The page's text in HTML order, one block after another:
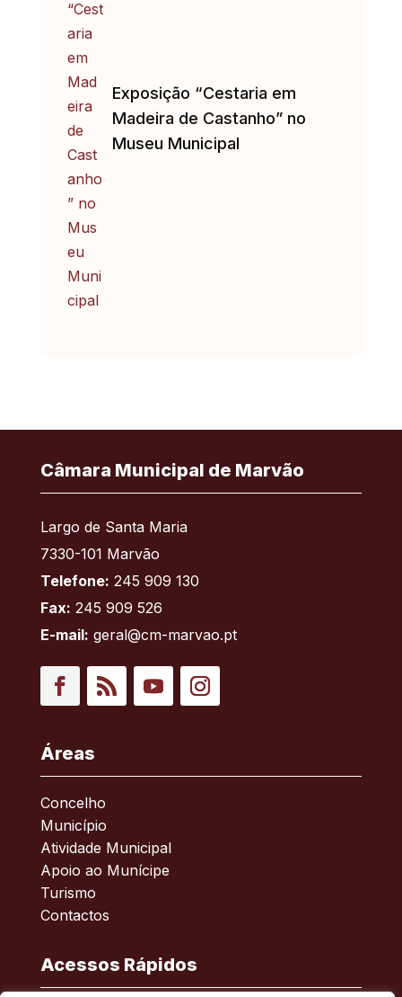
Exposição “Cestaria em
Madeira de Castanho” no
Museu Municipal
Câmara Municipal de Marvão
Largo de Santa Maria
7330-101 Marvão
Telefone: 245 909 130
Fax: 245 909 526
E-mail: geral@cm-marvao.pt
Áreas
Concelho
Município
Atividade Municipal
Apoio ao Munícipe
Turismo
Contactos
Acessos Rápidos